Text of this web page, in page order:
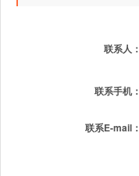
联系人：
联系手机：
联系E-mail：